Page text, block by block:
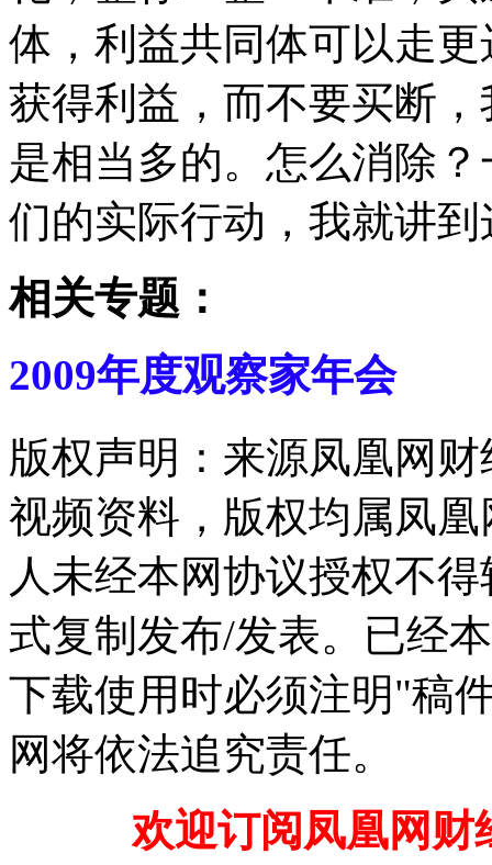
体，利益共同体可以走
获得利益，而不要买断
是相当多的。怎么消除
们的实际行动，我就讲
相关专题：
2009年度观察家年会
版权声明：来源凤凰网
视频资料，版权均属凤
人未经本网协议授权不
式复制发布/发表。已经
下载使用时必须注明"稿
网将依法追究责任。
欢迎订阅凤凰网财